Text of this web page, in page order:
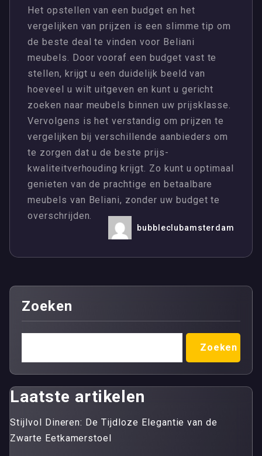
Het opstellen van een budget en het
vergelijken van prijzen is een slimme tip om
de beste deal te vinden voor Beliani
meubels. Door vooraf een budget vast te
stellen, krijgt u een duidelijk beeld van
hoeveel u wilt uitgeven en kunt u gericht
zoeken naar meubels binnen uw prijsklasse.
Vervolgens is het verstandig om prijzen te
vergelijken bij verschillende aanbieders om
te zorgen dat u de beste prijs-
kwaliteitverhouding krijgt. Zo kunt u optimaal
genieten van de prachtige en betaalbare
meubels van Beliani, zonder uw budget te
overschrijden.
bubbleclubamsterdam
Zoeken
Zoeken
Laatste artikelen
Stijlvol Dineren: De Tijdloze Elegantie van de
Zwarte Eetkamerstoel